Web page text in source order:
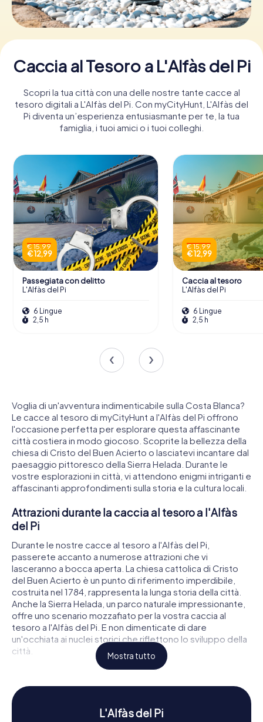
Acquista i Voucher
Caccia al Tesoro a L'Alfàs del Pi
Scopri la tua città con una delle nostre tante cacce al
tesoro digitali a L'Alfàs del Pi. Con myCityHunt, L'Alfàs del
Pi diventa un’esperienza entusiasmante per te, la tua
famiglia, i tuoi amici o i tuoi colleghi.
€ 15,99
€ 12,99
Passegiata con delitto
L'Alfàs del Pi
6 Lingue
2,5 h
€ 15,99
€ 12,99
Caccia al tesoro
L'Alfàs del Pi
6 Lingue
2,5 h
Voglia di un'avventura indimenticabile sulla Costa Blanca?
Le cacce al tesoro di myCityHunt a l'Alfàs del Pi offrono
l'occasione perfetta per esplorare questa affascinante
città costiera in modo giocoso. Scoprite la bellezza della
chiesa di Cristo del Buen Acierto o lasciatevi incantare dal
paesaggio pittoresco della Sierra Helada. Durante le
vostre esplorazioni in città, vi attendono enigmi intriganti e
affascinanti approfondimenti sulla storia e la cultura locali.
Attrazioni durante la caccia al tesoro a l'Alfàs
del Pi
Durante le nostre cacce al tesoro a l'Alfàs del Pi,
passerete accanto a numerose attrazioni che vi
lasceranno a bocca aperta. La chiesa cattolica di Cristo
del Buen Acierto è un punto di riferimento imperdibile,
costruita nel 1784, rappresenta la lunga storia della città.
Anche la Sierra Helada, un parco naturale impressionante,
offre uno scenario mozzafiato per la vostra caccia al
tesoro a l'Alfàs del Pi. E non dimenticate di dare
un'occhiata ai nuclei storici che riflettono lo sviluppo della
città.
l'Alfàs del Pi
Mentre partecipate alle cacce al tesoro di myCityHunt a
l'Alfàs del Pi, scoprirete di più sulla ricca storia e cultura
Mostra tutto
L'Alfàs del Pi